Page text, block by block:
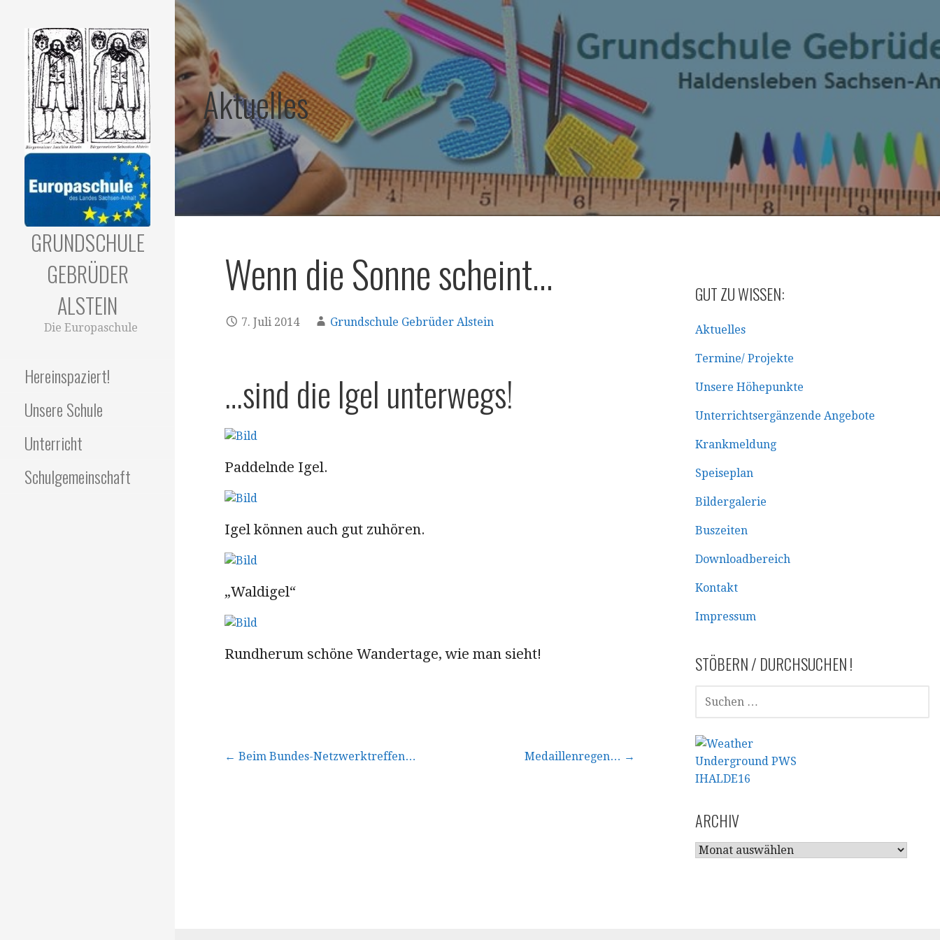
Zum
Inhalt
springen
GRUNDSCHULE
GEBRÜDER
ALSTEIN
Die Europaschule
Hereinspaziert!
Unsere Schule
Unterricht
Schulgemeinschaft
Aktuelles
Wenn die Sonne scheint…
7. Juli 2014 Grundschule Gebrüder Alstein
…sind die Igel unterwegs!
Paddelnde Igel.
Igel können auch gut zuhören.
„Waldigel“
Rundherum schöne Wandertage, wie man sieht!
Beitragsnavigation
← Beim Bundes-Netzwerktreffen… Medaillenregen… →
GUT ZU WISSEN:
Aktuelles
Termine/ Projekte
Unsere Höhepunkte
Unterrichtsergänzende Angebote
Krankmeldung
Speiseplan
Bildergalerie
Buszeiten
Downloadbereich
Kontakt
Impressum
STÖBERN / DURCHSUCHEN !
SUCHEN
NACH:
ARCHIV
ARCHIV